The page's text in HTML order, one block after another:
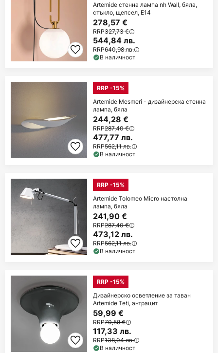
Artemide стенна лампа nh Wall, бяла,
стъкло, щепсел, E14
278,57 €
RRP327,73 €
544,84 лв.
RRP640,98 лв.
В наличност
RRP -15%
Artemide Mesmeri - дизайнерска стенна
лампа, бяла
244,28 €
RRP287,40 €
477,77 лв.
RRP562,11 лв.
В наличност
RRP -15%
Artemide Tolomeo Micro настолна
лампа, бяла
241,90 €
RRP287,40 €
473,12 лв.
RRP562,11 лв.
В наличност
RRP -15%
Дизайнерско осветление за таван
Artemide Teti, антрацит
59,99 €
RRP70,58 €
117,33 лв.
RRP138,04 лв.
В наличност